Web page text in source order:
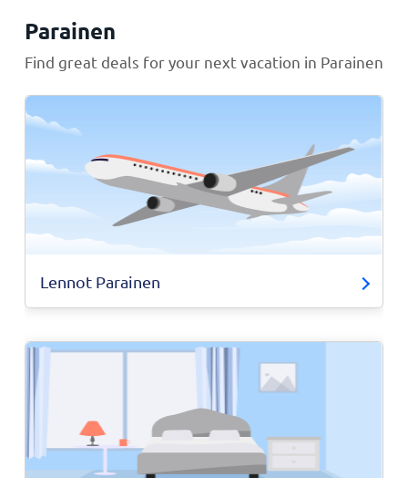
Parainen
Find great deals for your next vacation in Parainen
Lennot Parainen